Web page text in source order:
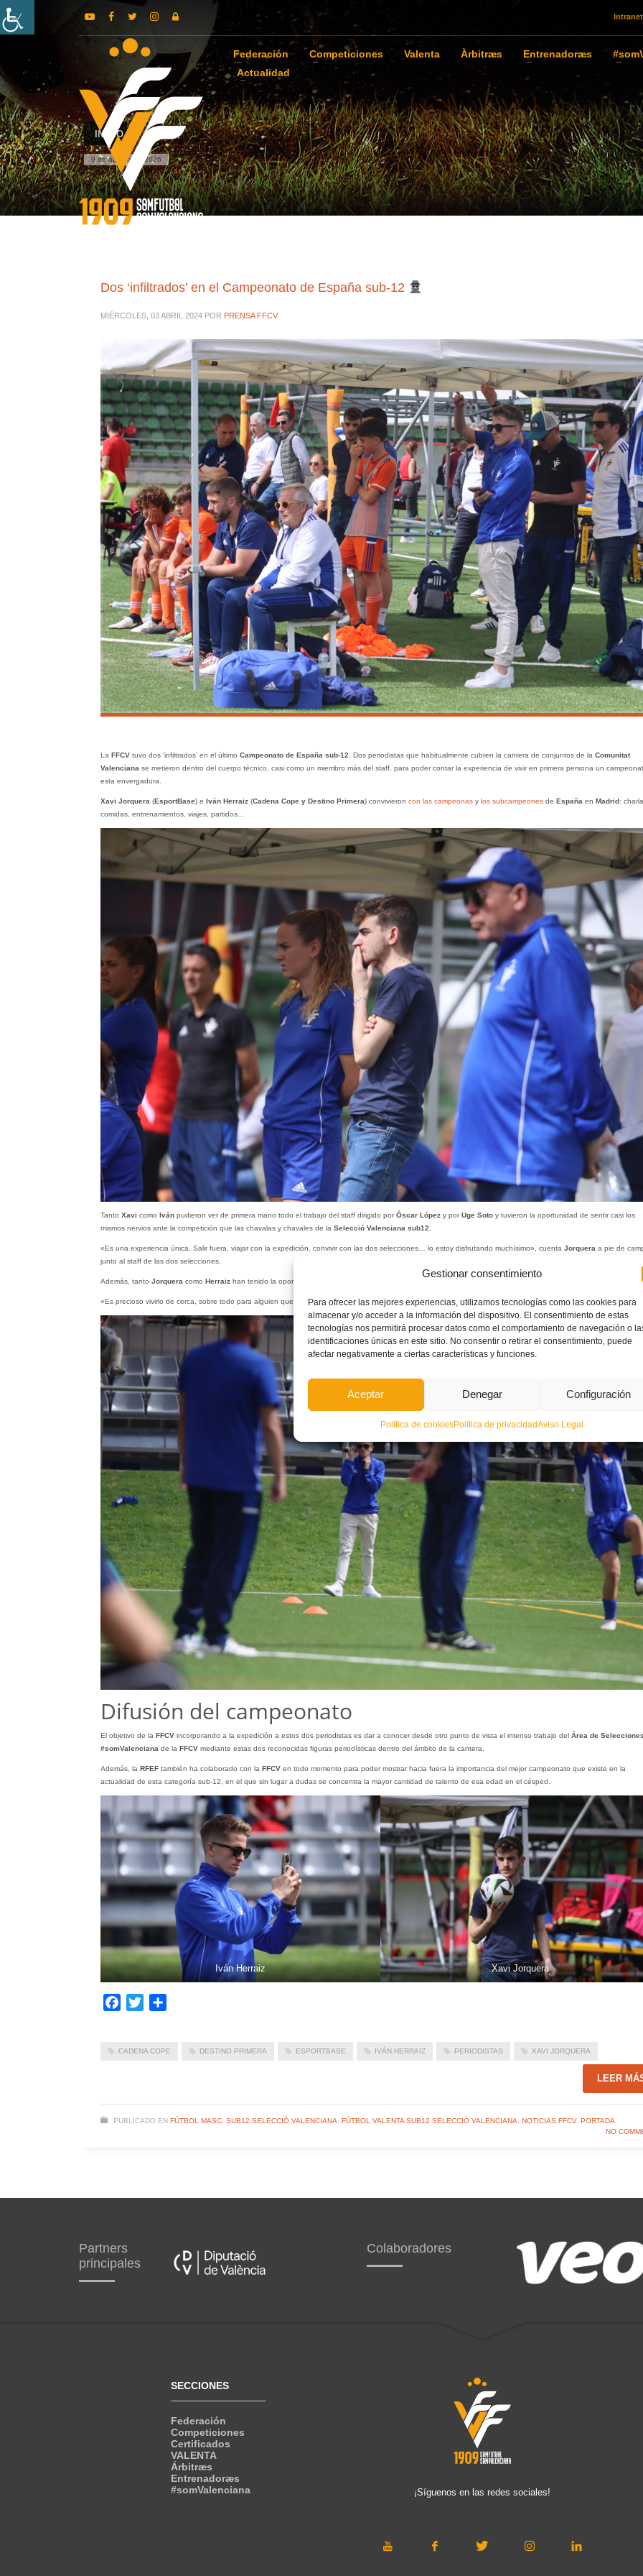
Gestionar consentimiento
Para ofrecer las mejores experiencias, utilizamos tecnologías como las cookies para
almacenar y/o acceder a la información del dispositivo. El consentimiento de estas
tecnologías nos permitirá procesar datos como el comportamiento de navegación o
identificaciones únicas en este sitio. No consentir o retirar el consentimiento, puede
afectar negativamente a ciertas características y funciones.
Aceptar Denegar Configuración
Política de cookiesPolítica de privacidadAviso Legal
Intranet
Federación Competiciones Valenta Àrbitræs Entrenadoræs
Actualidad
INICIO
9 de agosto de 2026
Dos ‘infiltrados’ en el Campeonato de España sub-12
MIÉRCOLES, 03 ABRIL 2024 POR PRENSA FFCV
La FFCVtuvo dos ‘infiltrados’ en el último Campeonato de España sub-12 . Dos periodistas que habitualmente cubren la cantera de conjuntos de la Comunitat
Valenciana se metieron dentro del cuerpo técnico, casi como un miembro más del staff, para poder contar la experiencia de vivir en primera persona un
esta envergadura.
Xavi Jorquera (EsportBase) e Iván Herraiz(Cadena Cope y Destino Primera) convivieron con las campeonasy los subcampeonesde España en Madrid:
comidas, entrenamientos, viajes, partidos…
Tanto Xavi como Ivánpudieron ver de primera mano todo el trabajo del staff dirigido porÓscar López y porUge Soto y tuvieron la oportunidad de sentir casi los
mismos nervios ante la competición que las chavalas y chavales de la Selecció Valenciana sub12.
«Es una experiencia única. Salir fuera, viajar con la expedición, convivir con las dos selecciones… lo estoy disfrutando muchísimo», cuenta Jorqueraa pie de
junto al staff de las dos selecciones.
Además, tanto Jorqueracomo Herraizhan tenido la oportunidad de estar dentro justo en un campeonato en el que ambas selecciones llegaron a la final.
«Es precioso vivirlo de cerca, sobre todo para alguien que lleva 10 años siguiendo el fútbol base y las categorías inferiores», explicaIván Herraiz .
Difusión del campeonato
El objetivo de la FFCVincorporando a la expedición a estos dos periodistas es dar a conocer desde otro punto de vista el intenso trabajo delÁrea de
#somValenciana de la FFCVmediante estas dos reconocidas figuras periodísticas dentro del ámbito de la cantera.
Además, la RFEFtambién ha colaborado con la FFCVen todo momento para poder mostrar hacia fuera la importancia del mejor campeonato que existe en la
actualidad de esta categoría sub-12, en el que sin lugar a dudas se concentra la mayor cantidad de talento de esa edad en el césped.
Iván Herraiz Xavi Jorquera
Facebook
Twitter
CADENA COPE DESTINO PRIMERA ESPORTBASE IVÁN HERRAIZ PERIODISTAS XAVI JORQUERA
LEER
PUBLICADO EN FÚTBOL MASC. SUB12 SELECCIÓ VALENCIANA FÚTBOL VALENTA SUB12 SELECCIÓ VALENCIANA NOTICIAS FFCV, PORTADA
NO
Partners
principales
Colaboradores
SECCIONES
Federación
Competiciones
Certificados
VALENTA
Árbitræs
Entrenadoræs
#somValenciana
¡Síguenos en las redes sociales!